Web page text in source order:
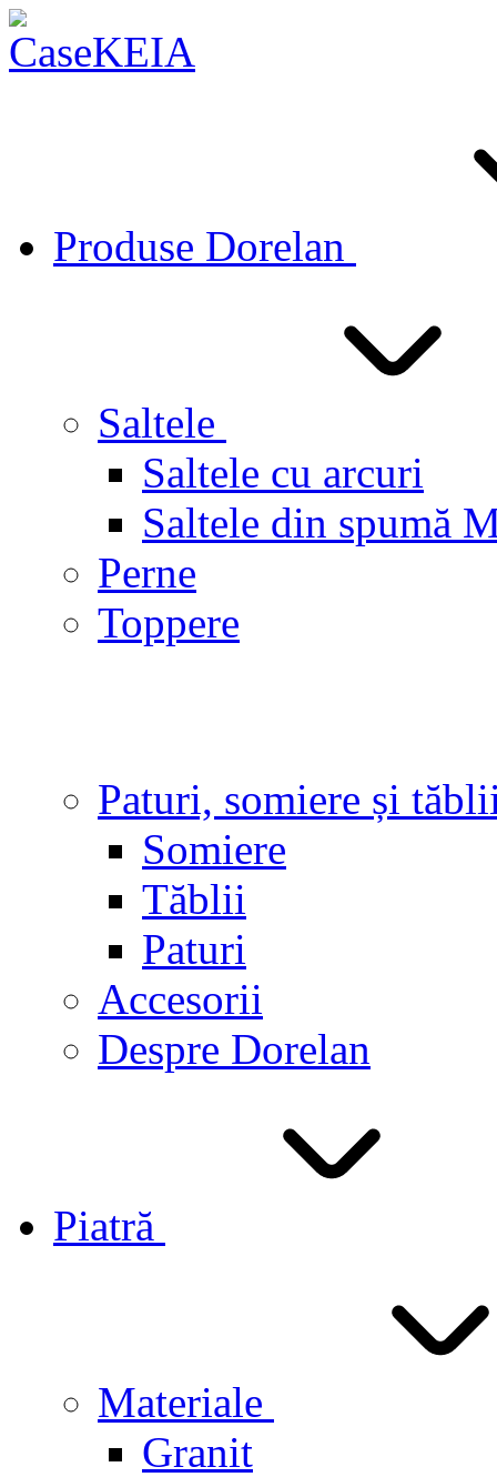
Produse Dorelan
Saltele
Saltele cu arcuri
Saltele din spumă
Perne
Toppere
Paturi, somiere și
Somiere
Tăblii
Paturi
Accesorii
Despre Dorelan
Piatră
Materiale
Granit